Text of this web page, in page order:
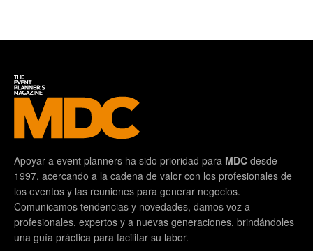
Apoyar a event planners ha sido prioridad para MDC desde
1997, acercando a la cadena de valor con los profesionales de
los eventos y las reuniones para generar negocios.
Comunicamos tendencias y novedades, damos voz a
profesionales, expertos y a nuevas generaciones, brindándoles
una guía práctica para facilitar su labor.